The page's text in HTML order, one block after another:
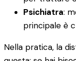
Psichiatra:
principale è
Nella pratica, la